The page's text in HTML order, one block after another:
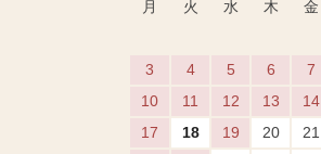
月
火 水 木 金
3
4 5 6 7
10
11 12 13 14
17
18 19 20 21